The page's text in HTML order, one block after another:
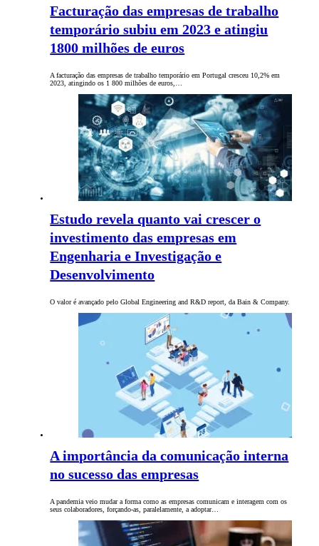
Facturação das empresas de trabalho
temporário subiu em 2023 e atingiu
1800 milhões de euros
A facturação das empresas de trabalho temporário em Portugal cresceu 10,2% em
2023, atingindo os 1 800 milhões de euros,…
Estudo revela quanto vai crescer o
investimento das empresas em
Engenharia e Investigação e
Desenvolvimento
O valor é avançado pelo Global Engineering and R&D report, da Bain & Company.
A importância da comunicação interna
no sucesso das empresas
A pandemia veio mudar a forma como as empresas comunicam e interagem com os
seus colaboradores, forçando-as, paralelamente, a adoptar…